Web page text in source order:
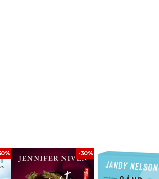
fără aliaţi şi fără speranţă.
secretele periculosului drog numit jurda
cu revolvere, puşti, pistoale, explozibili şi
-30%